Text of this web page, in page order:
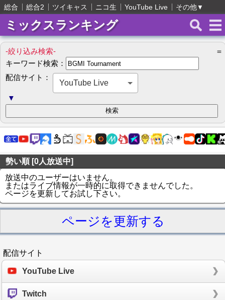
総合 総合2 ツイキャス ニコ生 YouTube Live その他▼
ミックスランキング
-絞り込み検索-
＝
キーワード検索：
配信サイト：
YouTube Live
▼
勢い順 [0人放送中]
放送中のユーザーはいません。
またはライブ情報が一時的に取得できませんでした。
ページを更新してお試し下さい。
ページを更新する
配信サイト
YouTube Live
Twitch